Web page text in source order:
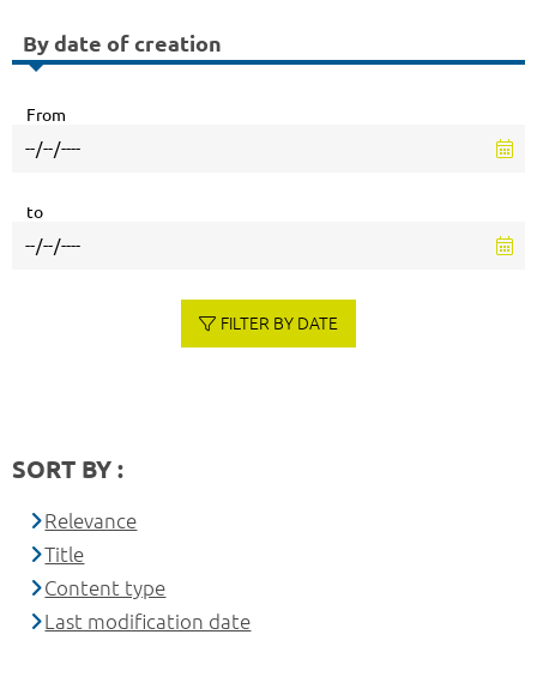
By date of creation
From
to
FILTER BY DATE
SORT BY :
Relevance
Title
Content type
Last modification date